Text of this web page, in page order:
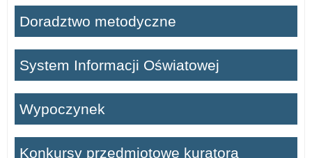
Doradztwo metodyczne
System Informacji Oświatowej
Wypoczynek
Konkursy przedmiotowe kuratora